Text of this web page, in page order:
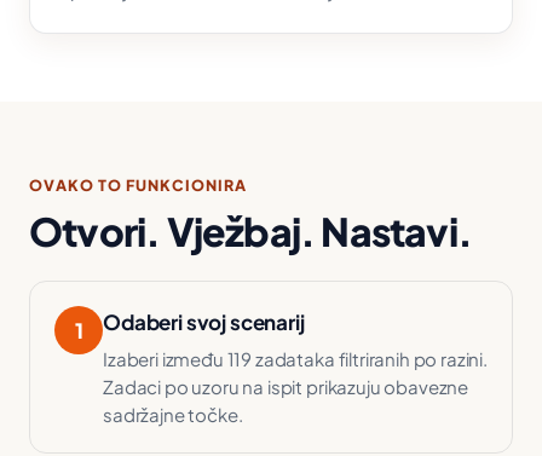
OVAKO TO FUNKCIONIRA
Otvori. Vježbaj. Nastavi.
1 Odaberi svoj scenarij
Izaberi između 119 zadataka filtriranih po razini.
Zadaci po uzoru na ispit prikazuju obavezne
sadržajne točke.